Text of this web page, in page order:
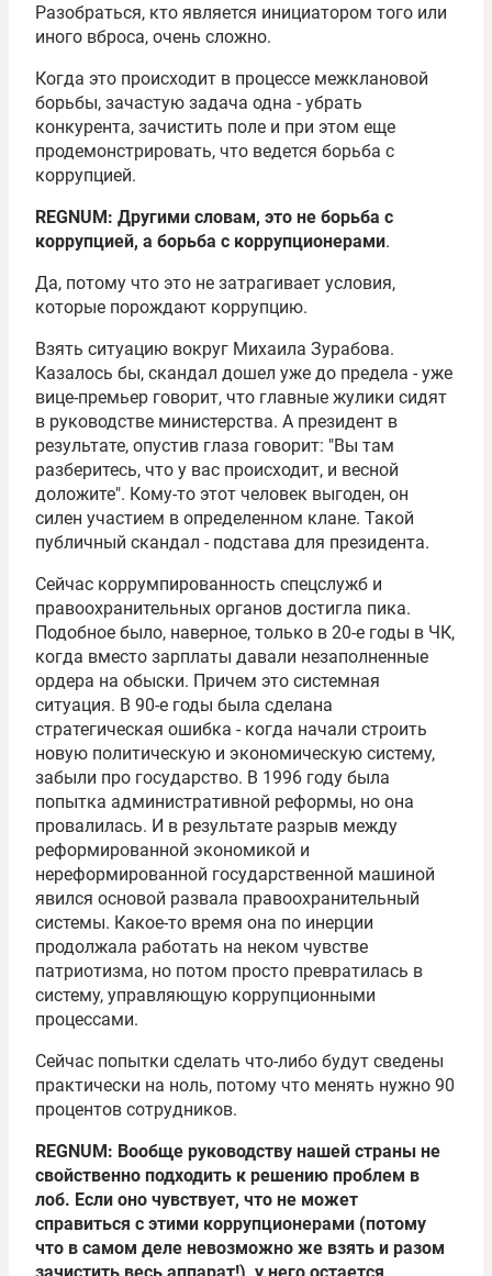
Разобраться, кто является инициатором того или
иного вброса, очень сложно.
Когда это происходит в процессе межклановой
борьбы, зачастую задача одна - убрать
конкурента, зачистить поле и при этом еще
продемонстрировать, что ведется борьба с
коррупцией.
REGNUM: Другими словам, это не борьба с
коррупцией, а борьба с коррупционерами.
Да, потому что это не затрагивает условия,
которые порождают коррупцию.
Взять ситуацию вокруг Михаила Зурабова.
Казалось бы, скандал дошел уже до предела - уже
вице-премьер говорит, что главные жулики сидят
в руководстве министерства. А президент в
результате, опустив глаза говорит: "Вы там
разберитесь, что у вас происходит, и весной
доложите". Кому-то этот человек выгоден, он
силен участием в определенном клане. Такой
публичный скандал - подстава для президента.
Сейчас коррумпированность спецслужб и
правоохранительных органов достигла пика.
Подобное было, наверное, только в 20-е годы в ЧК,
когда вместо зарплаты давали незаполненные
ордера на обыски. Причем это системная
ситуация. В 90-е годы была сделана
стратегическая ошибка - когда начали строить
новую политическую и экономическую систему,
забыли про государство. В 1996 году была
попытка административной реформы, но она
провалилась. И в результате разрыв между
реформированной экономикой и
нереформированной государственной машиной
явился основой развала правоохранительный
системы. Какое-то время она по инерции
продолжала работать на неком чувстве
патриотизма, но потом просто превратилась в
систему, управляющую коррупционными
процессами.
Сейчас попытки сделать что-либо будут сведены
практически на ноль, потому что менять нужно 90
процентов сотрудников.
REGNUM: Вообще руководству нашей страны не
свойственно подходить к решению проблем в
лоб. Если оно чувствует, что не может
справиться с этими коррупционерами (потому
что в самом деле невозможно же взять и разом